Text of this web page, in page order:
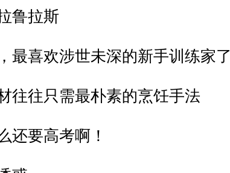
鲁拉斯
最喜欢涉世未深的新手训练家了
往往只需最朴素的烹饪手法
还要高考啊！